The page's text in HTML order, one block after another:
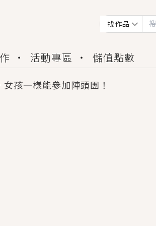
找作品
活動專區 儲值點數
孩一樣能參加陣頭團！
源、專屬服務與獨享福利！
》追妻火葬場！前夫失憶移情別
、互相愛慕的兩位少女，今夏最
法抗拒的吸引力，已中毒Σ>―(〃
現實中買下的竟是屬於他的停屍
改變的永恆， 他的一生將不由自